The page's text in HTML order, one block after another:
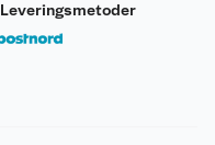
Leveringsmetoder